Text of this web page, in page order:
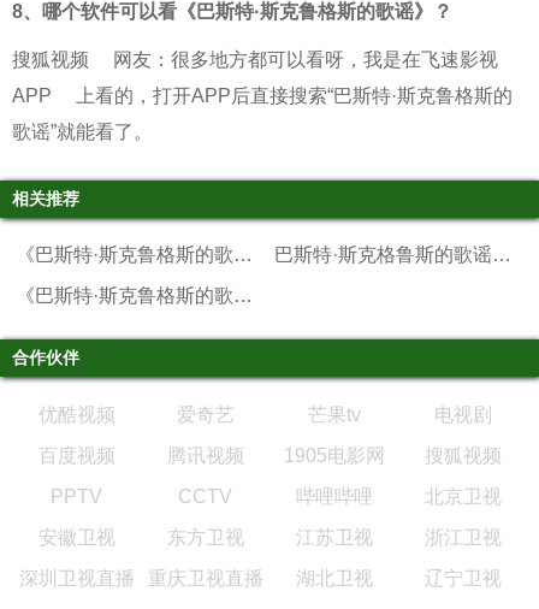
8、 哪个软件可以看《巴斯特·斯克鲁格斯的歌谣》？
搜狐视频 网友：很多地方都可以看呀，我是在飞速影视
APP
上看的，打开APP后直接搜索“巴斯特·斯克鲁格斯的
歌谣”就能看了。
相关推荐
《巴斯特·斯克鲁格斯的歌谣》在线播放
巴斯特·斯克格鲁斯的歌谣在线观看
《巴斯特·斯克鲁格斯的歌谣》在线观看
合作伙伴
优酷视频 爱奇艺 芒果tv
电视剧
百度视频
腾讯视频 1905电影网
搜狐视频
PPTV
CCTV 哔哩哔哩
北京卫视
安徽卫视
东方卫视 江苏卫视
浙江卫视
深圳卫视直播
重庆卫视直播 湖北卫视 辽宁卫视